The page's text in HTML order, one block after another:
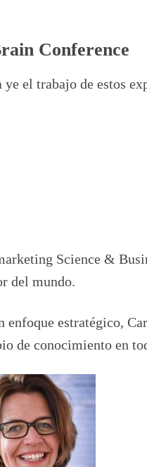
Conference
el trabajo de estos
Science &
del mundo.
estratégico,
de conocimiento en